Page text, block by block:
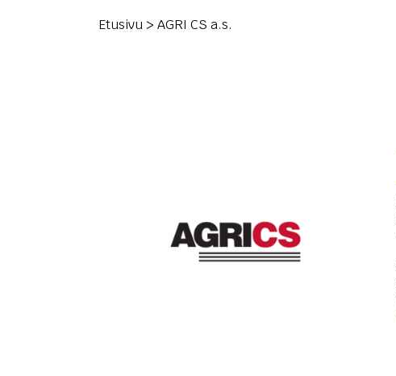
Etusivu > AGRI CS a.s.